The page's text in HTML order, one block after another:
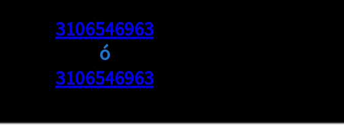
3106546963
ó
3106546963